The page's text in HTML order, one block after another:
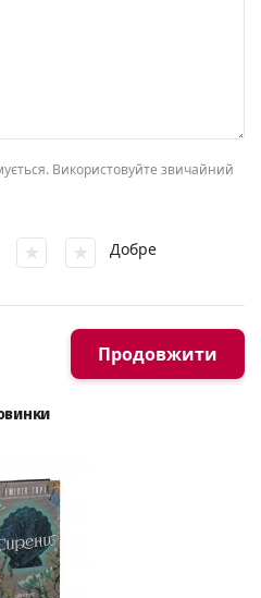
Використовуйте звичайний
Добре
Продовжити